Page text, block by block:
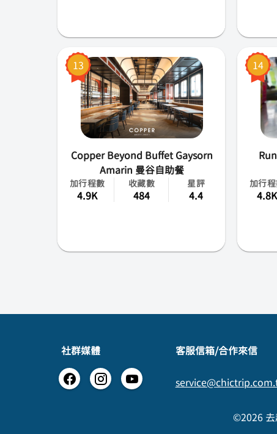
13
Copper Beyond Buffet Gaysorn
Amarin 曼谷自助餐
加行程數
4.9K
收藏數
484
星評
4.4
14
加行
4.8K
社群媒體 ​客服信箱/合作來信
©2026